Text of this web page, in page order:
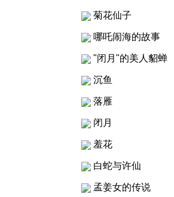
菊花仙子
哪吒闹海的故事
"闭月"的美人貂蝉
沉鱼
落雁
闭月
羞花
白蛇与许仙
孟姜女的传说